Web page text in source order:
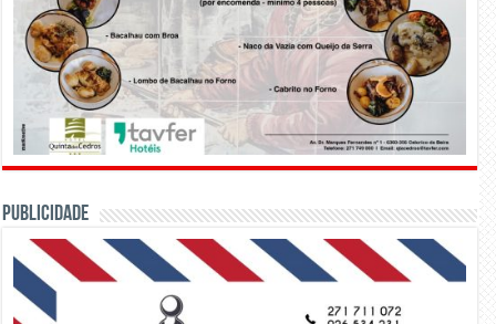
PUBLICIDADE